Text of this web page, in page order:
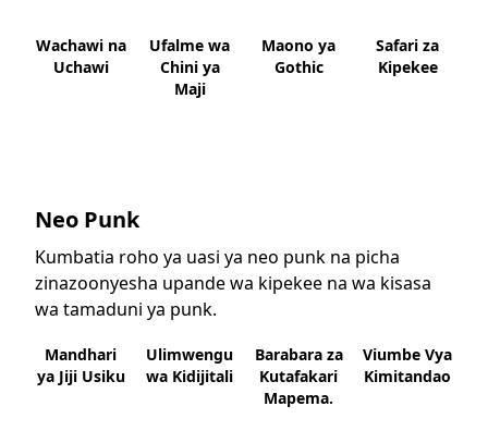
Wachawi na
Uchawi
Ufalme wa
Chini ya
Maji
Maono ya
Gothic
Safari za
Kipekee
Neo Punk
Kumbatia roho ya uasi ya neo punk na picha
zinazoonyesha upande wa kipekee na wa kisasa
wa tamaduni ya punk.
Mandhari
ya Jiji Usiku
Ulimwengu
wa Kidijitali
Barabara za
Kutafakari
Mapema.
Viumbe Vya
Kimitandao